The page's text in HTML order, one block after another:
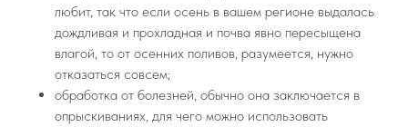
любит, так что если осень в вашем регионе выдалась
дождливая и прохладная и почва явно пересыщена
влагой, то от осенних поливов, разумеется, нужно
отказаться совсем;
обработка от болезней, обычно она заключается в
опрыскиваниях, для чего можно использовать